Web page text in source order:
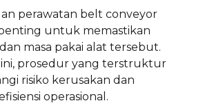
perawatan belt conveyor
untuk memastikan
masa pakai alat tersebut.
prosedur yang terstruktur
risiko kerusakan dan
operasional.